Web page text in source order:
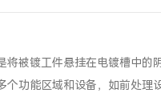
将被镀工件悬挂在电镀槽中的
个功能区域和设备，如前处理